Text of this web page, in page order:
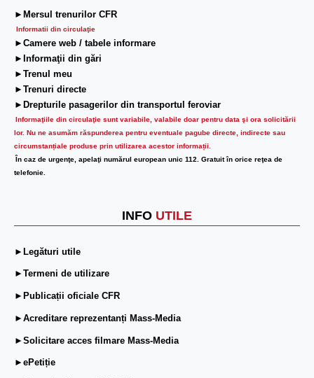
►Mersul trenurilor CFR
Informatii din circulaţie
►Camere web / tabele informare
►Informaţii din gări
►Trenul meu
►Trenuri directe
►Drepturile pasagerilor din transportul feroviar
Informaţiile din circulaţie sunt variabile, valabile doar pentru data şi ora solicitării
lor. Nu ne asumăm răspunderea pentru eventuale pagube directe, indirecte sau
circumstanțiale produse prin utilizarea acestor informații.
În caz de urgenţe, apelaţi numărul european unic 112. Gratuit în orice reţea de
telefonie.
INFO UTILE
►Legături utile
►Termeni de utilizare
►Publicații oficiale CFR
►Acreditare reprezentanți Mass-Media
►Solicitare acces filmare Mass-Media
►ePetiție